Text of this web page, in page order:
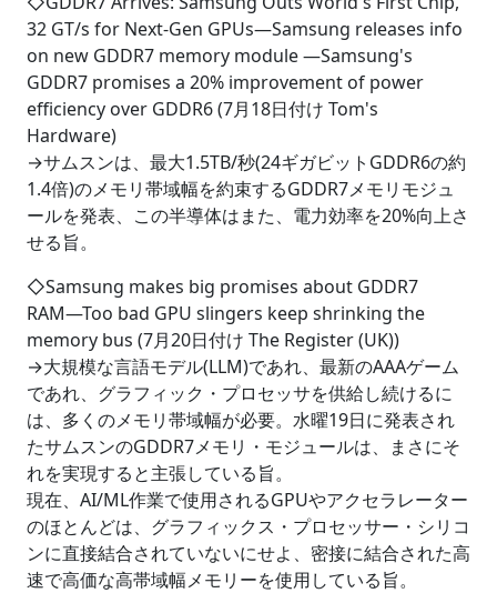
32 GT/s for Next-Gen GPUs―Samsung releases info
on new GDDR7 memory module ―Samsung's
GDDR7 promises a 20% improvement of power
efficiency over GDDR6 (7月18日付け Tom's
Hardware)
→サムスンは、最大1.5TB/秒(24ギガビットGDDR6の約
1.4倍)のメモリ帯域幅を約束するGDDR7メモリモジュ
ールを発表、この半導体はまた、電力効率を20%向上さ
せる旨。
◇Samsung makes big promises about GDDR7
RAM―Too bad GPU slingers keep shrinking the
memory bus (7月20日付け The Register (UK))
→大規模な言語モデル(LLM)であれ、最新のAAAゲーム
であれ、グラフィック・プロセッサを供給し続けるに
は、多くのメモリ帯域幅が必要。水曜19日に発表され
たサムスンのGDDR7メモリ・モジュールは、まさにそ
れを実現すると主張している旨。
現在、AI/ML作業で使用されるGPUやアクセラレーター
のほとんどは、グラフィックス・プロセッサー・シリコ
ンに直接結合されていないにせよ、密接に結合された高
速で高価な高帯域幅メモリーを使用している旨。